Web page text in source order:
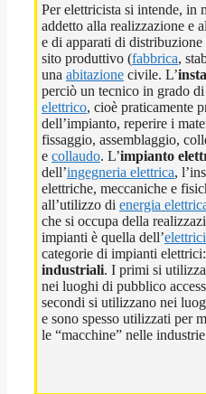
Per elettricista si intende, in
addetto alla realizzazione e
e di apparati di distribuzione
sito produttivo (fabbrica,
una abitazione civile. L’
perciò un tecnico in grado
elettrico, cioè praticamente
dell’impianto, reperire i
fissaggio, assemblaggio,
e collaudo. L’impianto
dell’ingegneria elettrica,
elettriche, meccaniche e
all’utilizzo di energia
che si occupa della
impianti è quella dell’
categorie di impianti elettrici:
industriali. I primi si
nei luoghi di pubblico
secondi si utilizzano nei
e sono spesso utilizzati per
le “macchine” nelle